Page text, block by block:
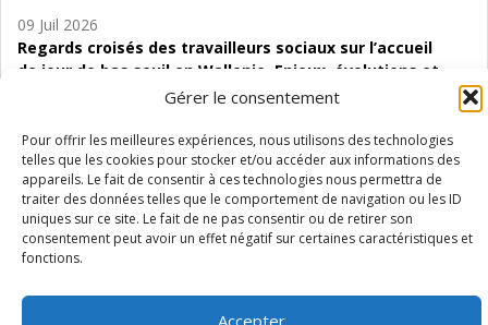
Gérer le consentement
Pour offrir les meilleures expériences, nous utilisons des technologies
telles que les cookies pour stocker et/ou accéder aux informations des
appareils. Le fait de consentir à ces technologies nous permettra de
traiter des données telles que le comportement de navigation ou les ID
uniques sur ce site. Le fait de ne pas consentir ou de retirer son
consentement peut avoir un effet négatif sur certaines caractéristiques et
fonctions.
Accepter
09 Juil 2026
Regards croisés des travailleurs sociaux sur l’accueil
de jour de bas seuil en Wallonie. Enjeux, évolutions et
06 Juil 2026
Étude d’évaluabilité des Structures
d’accompagnement à l’autocréation d’emploi (SAACE)
01 Juil 2026
Pénurie du personnel infirmier :quels indicateurs
Wallonie ?